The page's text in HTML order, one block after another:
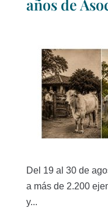
años de
Del 19 al 30 de
a más de 2.200
y...